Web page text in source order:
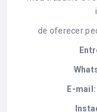
de oferecer
E-mail: